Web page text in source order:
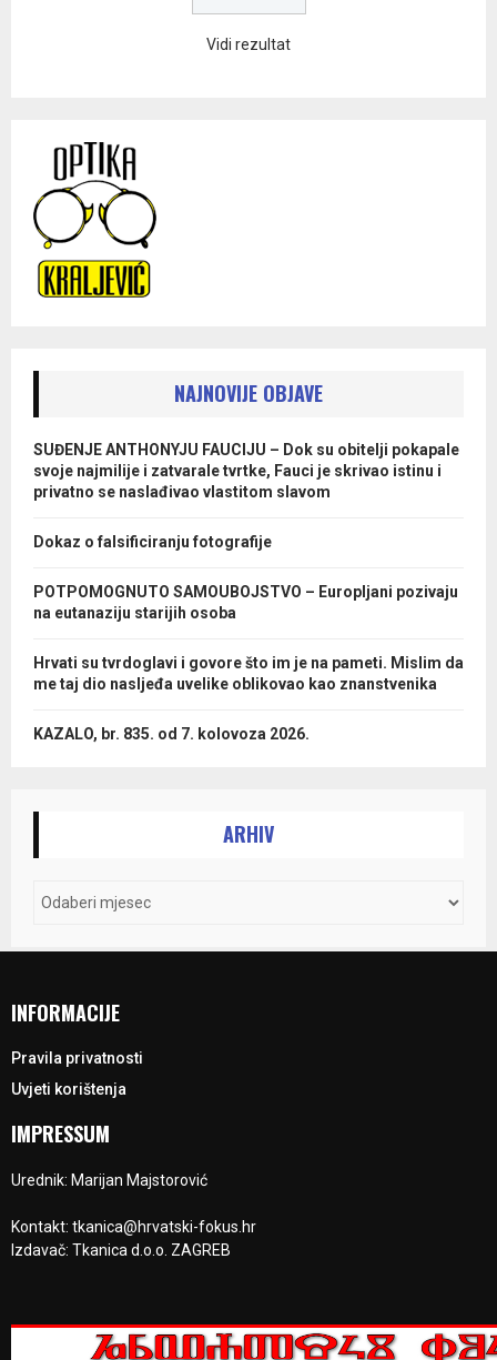
Vidi rezultat
NAJNOVIJE OBJAVE
SUĐENJE ANTHONYJU FAUCIJU – Dok su obitelji pokapale
svoje najmilije i zatvarale tvrtke, Fauci je skrivao istinu i
privatno se naslađivao vlastitom slavom
Dokaz o falsificiranju fotografije
POTPOMOGNUTO SAMOUBOJSTVO – Europljani pozivaju
na eutanaziju starijih osoba
Hrvati su tvrdoglavi i govore što im je na pameti. Mislim da
me taj dio nasljeđa uvelike oblikovao kao znanstvenika
KAZALO, br. 835. od 7. kolovoza 2026.
ARHIV
INFORMACIJE
Pravila privatnosti
Uvjeti korištenja
IMPRESSUM
Urednik: Marijan Majstorović
Kontakt: tkanica@hrvatski-fokus.hr
Izdavač: Tkanica d.o.o. ZAGREB